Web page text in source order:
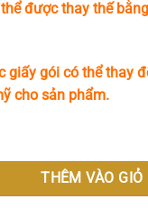
được thay thế
giấy gói có thể thay
cho sản phẩm.
THÊM VÀO GIỎ